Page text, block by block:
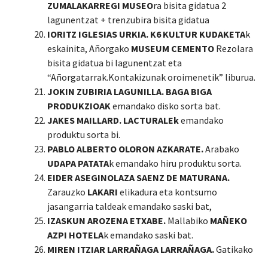
ZUMALAKARREGI MUSEOra bisita gidatua 2
lagunentzat + trenzubira bisita gidatua
IORITZ IGLESIAS URKIA. K6 KULTUR KUDAKETAk
eskainita, Añorgako MUSEUM CEMENTO Rezolara
bisita gidatua bi lagunentzat eta
“Añorgatarrak.Kontakizunak oroimenetik” liburua.
JOKIN ZUBIRIA LAGUNILLA. BAGA BIGA
PRODUKZIOAKemandako disko sorta bat.
JAKES MAILLARD. LACTURALEkemandako
produktu sorta bi.
PABLO ALBERTO OLORON AZKARATE.Arabako
UDAPA PATATAk emandako hiru produktu sorta.
EIDER ASEGINOLAZA SAENZ DE MATURANA.
Zarauzko LAKARI elikadura eta kontsumo
jasangarria taldeak emandako saski bat,
IZASKUN AROZENA ETXABE. Mallabiko MAÑEKO
AZPI HOTELAk emandako saski bat.
MIREN ITZIAR LARRAÑAGA LARRAÑAGA.Gatikako